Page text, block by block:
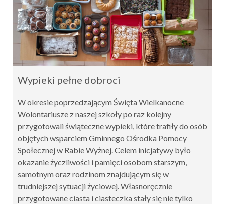
Wypieki pełne dobroci
W okresie poprzedzającym Święta Wielkanocne
Wolontariusze z naszej szkoły po raz kolejny
przygotowali świąteczne wypieki, które trafiły do osób
objętych wsparciem Gminnego Ośrodka Pomocy
Społecznej w Rabie Wyżnej. Celem inicjatywy było
okazanie życzliwości i pamięci osobom starszym,
samotnym oraz rodzinom znajdującym się w
trudniejszej sytuacji życiowej. Własnoręcznie
przygotowane ciasta i ciasteczka stały się nie tylko